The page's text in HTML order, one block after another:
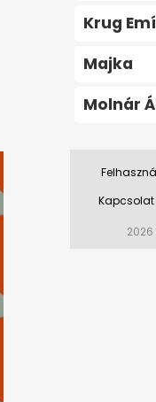
Krug
Majka
Molnár
Kapcsolat